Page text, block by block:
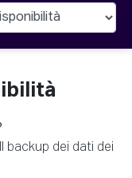
backup dei dati dei